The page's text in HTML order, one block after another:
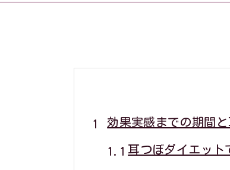
効果実感までの期間
耳つぼダイエット